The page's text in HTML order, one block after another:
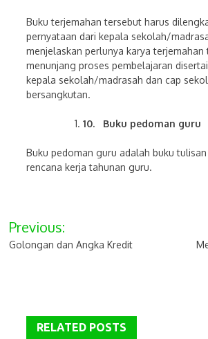
Buku terjemahan tersebut harus
pernyataan dari kepala sekolah/
menjelaskan perlunya karya
menunjang proses pembelajaran
kepala sekolah/madrasah dan cap
bersangkutan.
10. Buku pedoman guru
Buku pedoman guru adalah buku
rencana kerja tahunan guru.
Post
navigation
Previous:
Golongan dan Angka Kredit
RELATED POSTS